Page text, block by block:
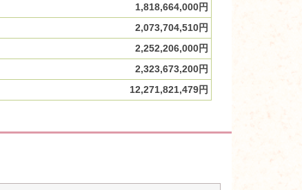
1,818,664,000円
2,073,704,510円
2,252,206,000円
2,323,673,200円
12,271,821,479円